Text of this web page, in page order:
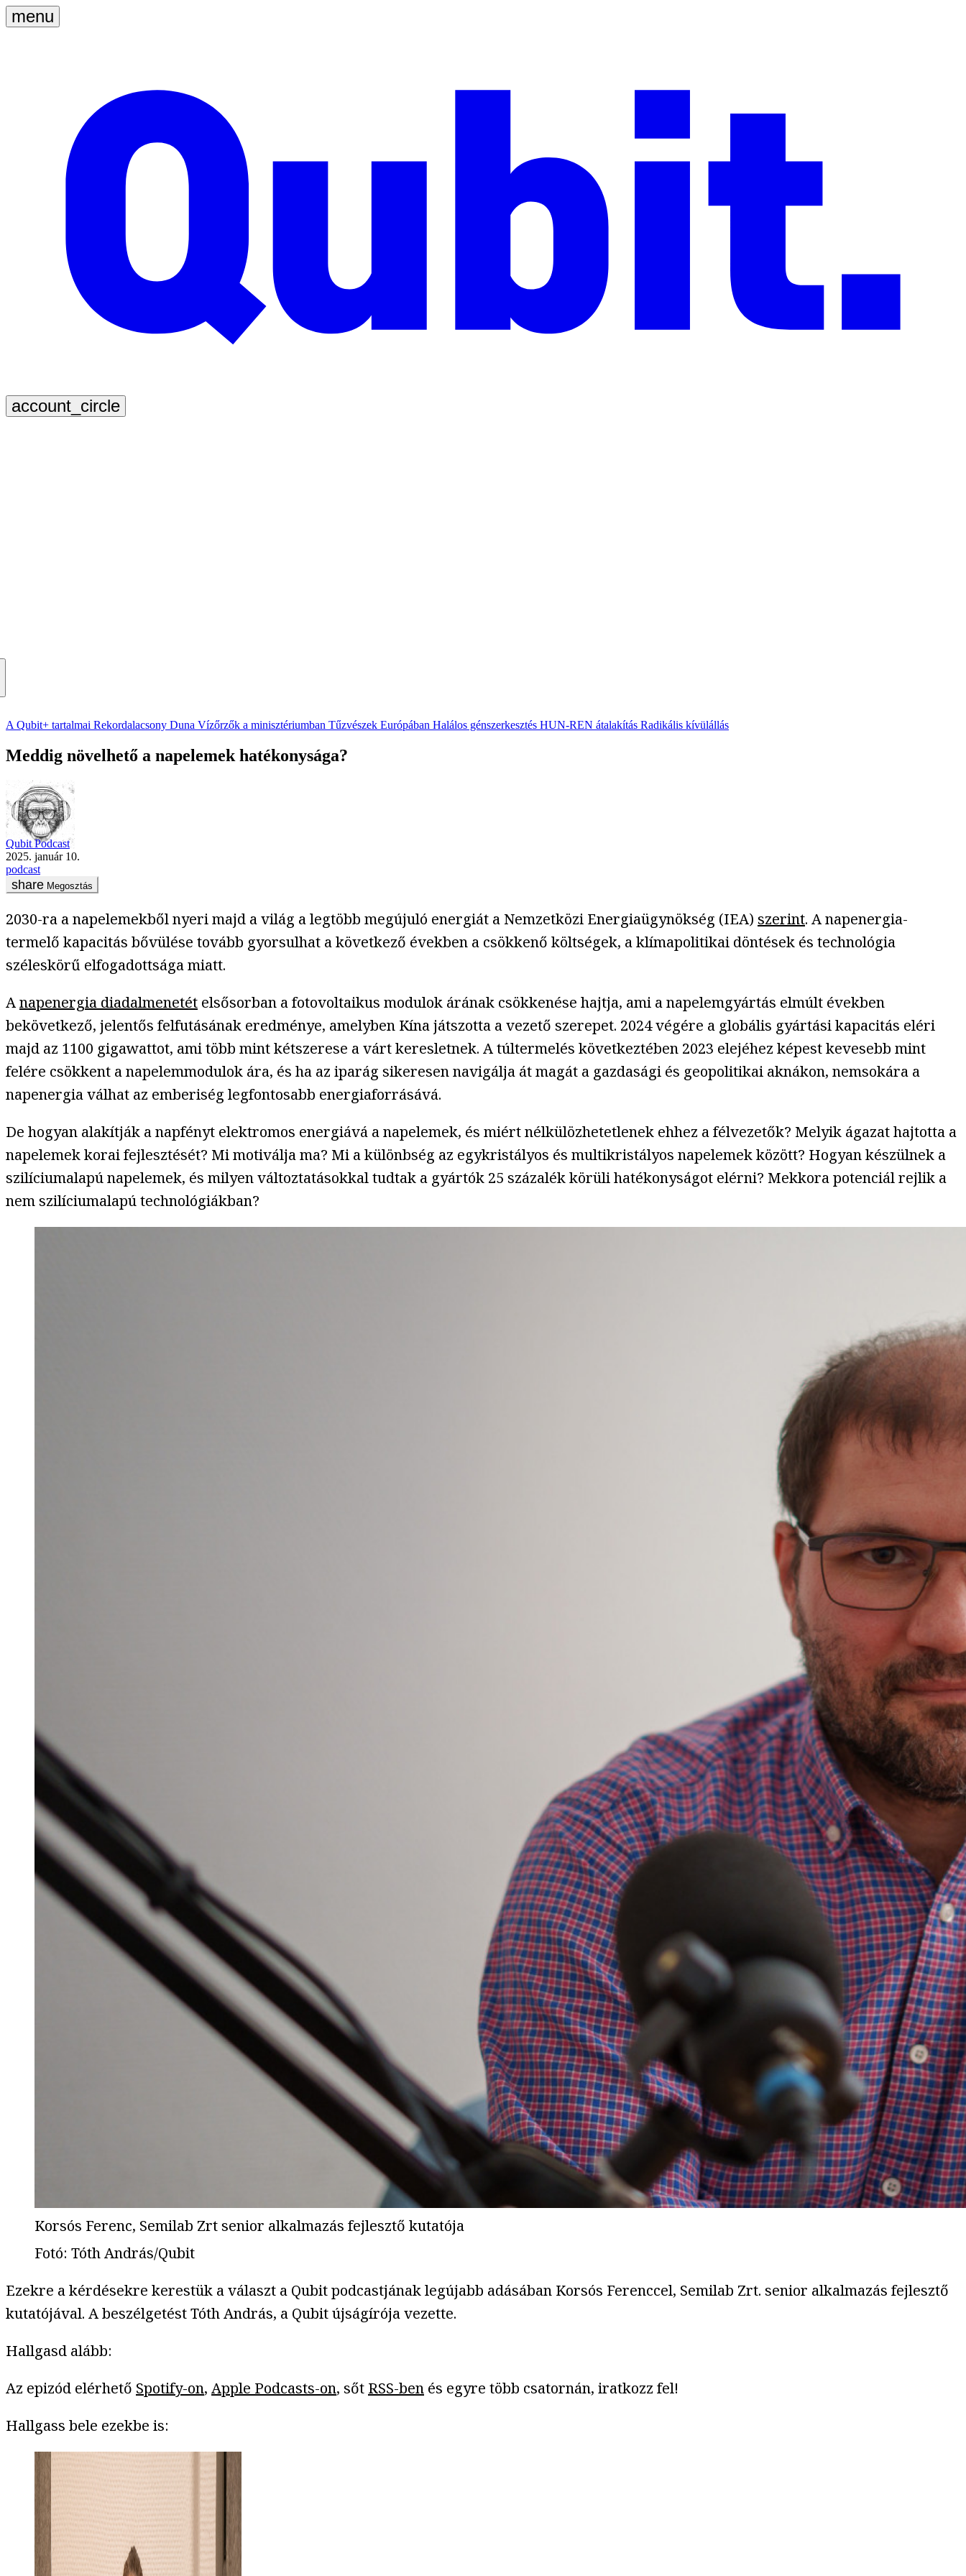
A Qubit+ tartalmai Rekordalacsony Duna Vízőrzők a minisztériumban Tűzvészek Európában Halálos génszerkesztés HUN-REN átalakítás Radikális kívülállás
Meddig növelhető a napelemek hatékonysága?
Qubit Podcast
2025. január 10.
podcast
Megosztás
2030-ra a napelemekből nyeri majd a világ a legtöbb megújuló energiát a Nemzetközi Energiaügynökség (IEA) szerint. A napenergia-
termelő kapacitás bővülése tovább gyorsulhat a következő években a csökkenő költségek, a klímapolitikai döntések és technológia
széleskörű elfogadottsága miatt.
Anapenergia diadalmenetét elsősorban a fotovoltaikus modulok árának csökkenése hajtja, ami a napelemgyártás elmúlt években
bekövetkező, jelentős felfutásának eredménye, amelyben Kína játszotta a vezető szerepet. 2024 végére a globális gyártási kapacitás eléri
majd az 1100 gigawattot, ami több mint kétszerese a várt keresletnek. A túltermelés következtében 2023 elejéhez képest kevesebb mint
felére csökkent a napelemmodulok ára, és ha az iparág sikeresen navigálja át magát a gazdasági és geopolitikai aknákon, nemsokára a
napenergia válhat az emberiség legfontosabb energiaforrásává.
De hogyan alakítják a napfényt elektromos energiává a napelemek, és miért nélkülözhetetlenek ehhez a félvezetők? Melyik ágazat hajtotta a
napelemek korai fejlesztését? Mi motiválja ma? Mi a különbség az egykristályos és multikristályos napelemek között? Hogyan készülnek a
szilíciumalapú napelemek, és milyen változtatásokkal tudtak a gyártók 25 százalék körüli hatékonyságot elérni? Mekkora potenciál rejlik a
nem szilíciumalapú technológiákban?
Korsós Ferenc, Semilab Zrt senior alkalmazás fejlesztő kutatója
Fotó: Tóth András/Qubit
Ezekre a kérdésekre kerestük a választ a Qubit podcastjának legújabb adásában Korsós Ferenccel, Semilab Zrt. senior alkalmazás fejlesztő
kutatójával. A beszélgetést Tóth András, a Qubit újságírója vezette.
Hallgasd alább:
Az epizód elérhető Spotify-on, Apple Podcasts-on, sőt RSS-ben és egyre több csatornán, iratkozz fel!
Hallgass bele ezekbe is: